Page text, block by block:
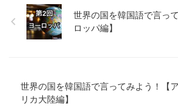
世界の国を韓国語で言っ
ロッパ編】
世界の国を韓国語で言ってみよう！【
リカ大陸編】